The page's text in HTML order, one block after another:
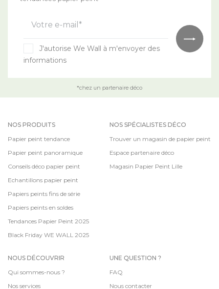
Votre e-mail*
J'autorise We Wall à m'envoyer des
informations
*chez un partenaire déco
NOS PRODUITS
Papier peint tendance
Papier peint panoramique
Conseils déco papier peint
Echantillons papier peint
Papiers peints fins de série
Papiers peints en soldes
Tendances Papier Peint 2025
Black Friday WE WALL 2025
NOS SPÉCIALISTES DÉCO
Trouver un magasin de papier peint
Espace partenaire déco
Magasin Papier Peint Lille
NOUS DÉCOUVRIR
Qui sommes-nous ?
Nos services
UNE QUESTION ?
FAQ
Nous contacter